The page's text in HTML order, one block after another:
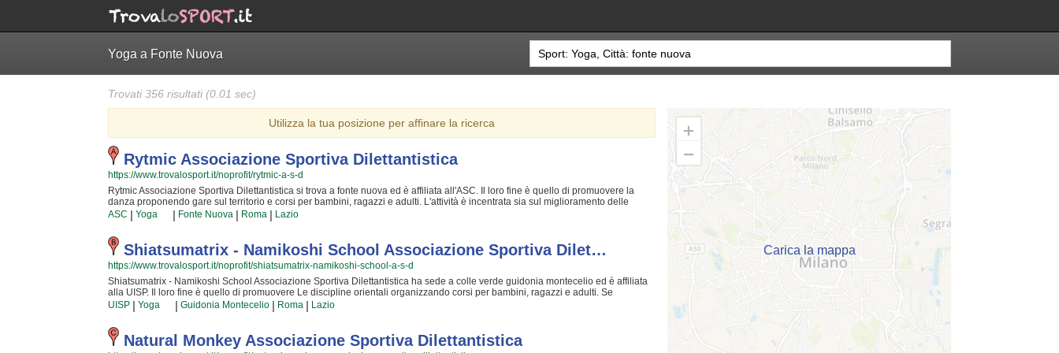
Yoga a Fonte Nuova
Trovati 356 risultati (0.01 sec)
Utilizza la tua posizione per affinare la ricerca
Rytmic Associazione Sportiva Dilettantistica
https://www.trovalosport.it/noprofit/rytmic-a-s-d
Rytmic Associazione Sportiva Dilettantistica si trova a fonte nuova ed è affiliata all'ASC. Il loro fine è quello di promuovere la
danza proponendo gare sul territorio e corsi per bambini, ragazzi e adulti. L'attività è incentrata sia sul miglioramento delle
capacità motorie e fisiche degli atleti sia sulla implementazione di quelle qualità personali che si acquisiscono quotidianamente
affrontando sfide articolate. Proprio per questo motivo gli istruttori sono tra i più preparati della zona e sono capaci di trasmettere
quei valori in cui Rytmic Associazione Sportiva Dilettantistica crede fin dalla sua fondazione. La passione, i sacrifici e la continua
ricerca della chiave per crescere e superare i propri limiti personali rendono la danza uno sport unico e da cui si viene
immediatamente colpiti. Rytmic Associazione Sportiva Dilettantistica è una grande comunità in cui potrai trovare nuovi amici con
cui allenarti, istruttori qualificati e un ambiente sereno. Se vuoi iscriverti o semplicemente scoprire di più sui loro corsi puoi
recarti in sede o inviare un messaggio cliccando sul bottone "Contattaci" presente nella pagina.
ASC | Yoga | Fonte Nuova | Roma | Lazio
Shiatsumatrix - Namikoshi School Associazione Sportiva Dilet…
https://www.trovalosport.it/noprofit/shiatsumatrix-namikoshi-school-a-s-d
Shiatsumatrix - Namikoshi School Associazione Sportiva Dilettantistica ha sede a colle verde guidonia montecelio ed è affiliata
alla UISP. Il loro fine è quello di promuovere Le discipline orientali organizzando corsi per bambini, ragazzi e adulti. Se
desiderate che vostro figlio o vostra figlia impari la disciplina, il rispetto e la concentrazione, Le discipline orientali è sicuramente
lo sport giusto. I loro maestri di discipline orientali seguiranno i vostri figli passo per passo, ma restando sempre nell'ottica di
sviluppare i talenti e le capacità personali di ciascun atleta. Shiatsumatrix - Namikoshi School Associazione Sportiva
Dilettantistica da sempre accoglie i bambini e i ragazzi di colle verde guidonia montecelio, in un ambiente serio e sano, in cui i
vostri figli troveranno sicuramente uno sfogo e uno svago e tanti nuovi amici. Gli allenamenti si svolgono in palestra a colle
UISP | Yoga | Guidonia Montecelio | Roma | Lazio
Natural Monkey Associazione Sportiva Dilettantistica
Carica la mappa